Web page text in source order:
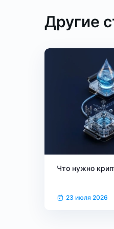
Другие
Что нужно
23 июля 2026